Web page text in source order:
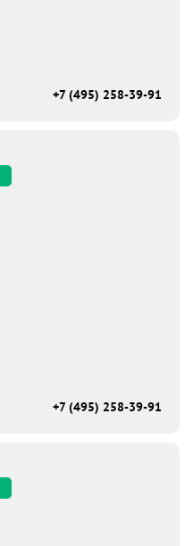
+7 (495) 258-39-91
+7 (495) 258-39-91